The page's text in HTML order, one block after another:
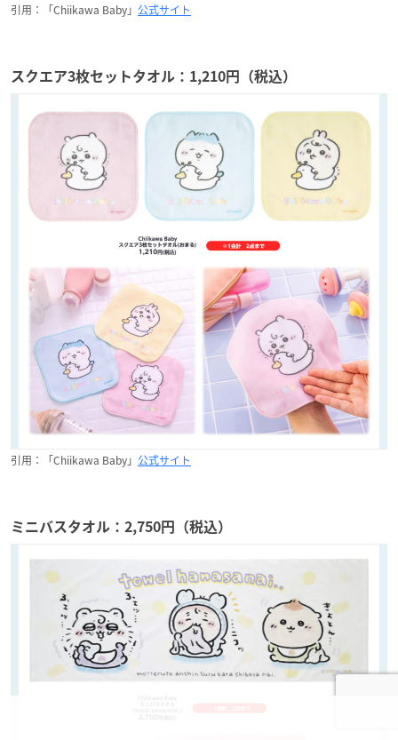
引用：「Chiikawa Baby」 公式サイト
スクエア3枚セットタオル：1,210円（税込）
引用：「Chiikawa Baby」 公式サイト
ミニバスタオル：2,750円（税込）